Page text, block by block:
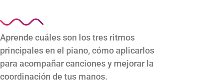
Aprende cuáles son los tres ritmos
principales en el piano, cómo aplicarlos
para acompañar canciones y mejorar la
coordinación de tus manos.